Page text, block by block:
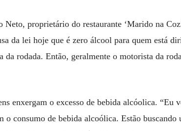
Neto, proprietário do restaurante ‘Marido na
da lei hoje que é zero álcool para quem está
rodada. Então, geralmente o motorista da
enxergam o excesso de bebida alcóolica. “Eu
o consumo de bebida alcoólica. Estão buscando